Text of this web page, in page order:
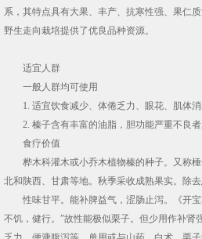
系，其特点具有大果、丰产、抗寒性强、果仁
野生走向栽培提供了优良品种资源。
适宜人群
一般人群均可使用
1. 适宜饮食减少、体倦乏力、眼花、肌体消
2. 榛子含有丰富的油脂，胆功能严重不良者
食疗价值
桦木科灌木或小乔木植物榛的种子。又称棰
北和陕西、甘肃等地。秋季采收成熟果实。除去
性味甘平。能补脾益气，涩肠止泻。《开宝
不饥，健行。”故性能极似栗子。但少用作补肾